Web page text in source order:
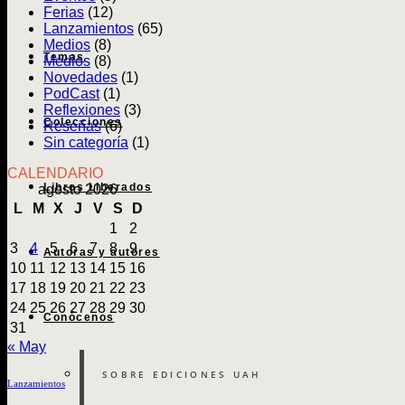
Temas
Colecciones
Libros Liberados
Autoras y autores
Conócenos
SOBRE EDICIONES UAH
Ferias (12)
Lanzamientos (65)
Medios (8)
Medios (8)
Novedades (1)
PodCast(1)
Reflexiones (3)
Reseñas(6)
Sin categoría (1)
CALENDARIO
agosto 2026
L
M X J V S
D
1
2
3
4 5 6 7 8
9
10 11 12 13 14 15 16
17 18 19 20 21 22 23
24 25 26 27 28 29 30
31
« May
Lanzamientos